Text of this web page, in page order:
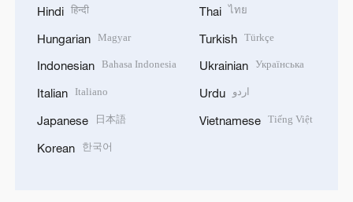
Hindi हिन्दी
Hungarian Magyar
Indonesian Bahasa Indonesia
Italian Italiano
Japanese 日本語
Korean 한국어
Thai ไทย
Turkish Türkçe
Ukrainian Українська
Urdu اردو
Vietnamese Tiếng Việt